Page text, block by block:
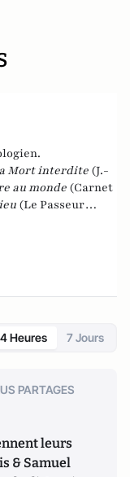
Mort interdite (J.-
au monde (Carnet
(Le Passeur
Heures 7 Jours
PARTAGES
leurs
& Samuel